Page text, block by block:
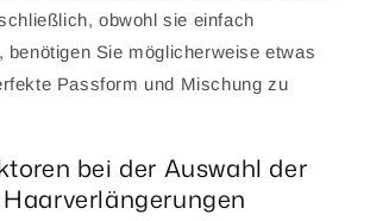
obwohl sie einfach
benötigen Sie möglicherweise etwas
Passform und Mischung zu
bei der Auswahl der